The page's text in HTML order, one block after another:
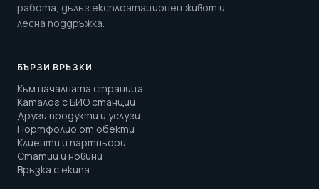
работа, дълъг експлоатационен живот и
лесна поддръжка.
БЪРЗИ ВРЪЗКИ
Към началната страница
Каталог с БИО станции
Други продукти и услуги
Портфолио от обекти
Клиенти и партньори
Статии и новини
Връзка с екипа